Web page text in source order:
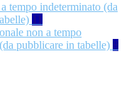
tempo indeterminato (da
11
non a tempo
pubblicare in tabelle) 8